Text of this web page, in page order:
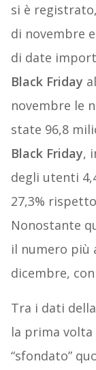
si è
di novembre
di date
Black Friday
novembre le
state 96,8
Black Friday,
degli utenti
27,3%
Nonostante
il numero più
dicembre,
Tra i dati
la prima
“sfondato”